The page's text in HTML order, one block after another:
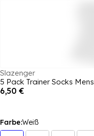
Slazenger
5 Pack Trainer Socks Mens
6,50 €
Farbe:Weiß